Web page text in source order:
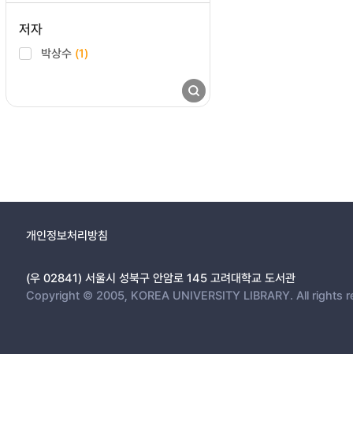
저자
박상수 (1)
개인정보처리방침
(우 02841) 서울시 성북구 안암로 145 고려대학교 도서관
Copyright © 2005, KOREA UNIVERSITY LIBRARY. All rights